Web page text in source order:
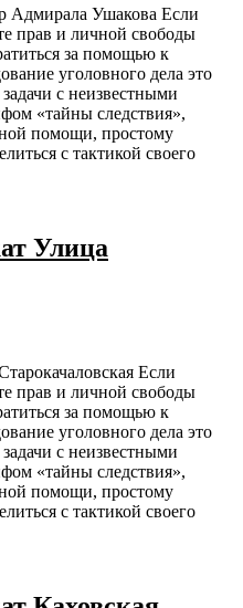
Адмирала Ушакова Если
прав и личной свободы
за помощью к
уголовного дела это
с неизвестными
«тайны следствия»,
помощи, простому
с тактикой своего
Улица
Если
прав и личной свободы
за помощью к
уголовного дела это
с неизвестными
«тайны следствия»,
помощи, простому
с тактикой своего